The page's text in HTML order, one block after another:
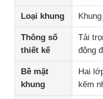
Các sản phẩm
Chương trình VR
Về chúng tôi
Loại khung
Thông số
thiết kế
Tải
động
Bề mặt
khung
Hai
kẽm